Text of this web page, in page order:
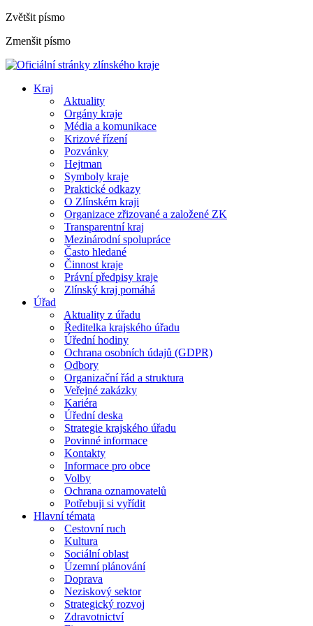
Zvětšit písmo
Zmenšit písmo
Kraj
Aktuality
Orgány kraje
Média a komunikace
Krizové řízení
Pozvánky
Hejtman
Symboly kraje
Praktické odkazy
O Zlínském kraji
Organizace zřizované a založené ZK
Transparentní kraj
Mezinárodní spolupráce
Často hledané
Činnost kraje
Právní předpisy kraje
Zlínský kraj pomáhá
Úřad
Aktuality z úřadu
Ředitelka krajského úřadu
Úřední hodiny
Ochrana osobních údajů (GDPR)
Odbory
Organizační řád a struktura
Veřejné zakázky
Kariéra
Úřední deska
Strategie krajského úřadu
Povinné informace
Kontakty
Informace pro obce
Volby
Ochrana oznamovatelů
Potřebuji si vyřídit
Hlavní témata
Cestovní ruch
Kultura
Sociální oblast
Územní plánování
Doprava
Neziskový sektor
Strategický rozvoj
Zdravotnictví